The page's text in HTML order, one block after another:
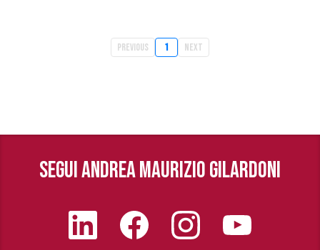
Previous 1 Next
SEGUI ANDREA MAURIZIO GILARDONI